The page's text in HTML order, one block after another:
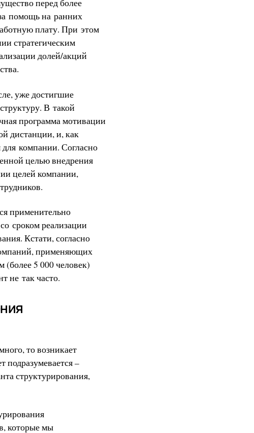
перед более
помощь на ранних
плату. При этом
стратегическим
долей/акций
уже достигшие
В такой
программа мотивации
дистанции, и, как
компании. Согласно
целью внедрения
целей компании,
применительно
сроком реализации
Кстати, согласно
применяющих
(более 5 000 человек)
не так часто.
то возникает
–
структурирования,
которые мы